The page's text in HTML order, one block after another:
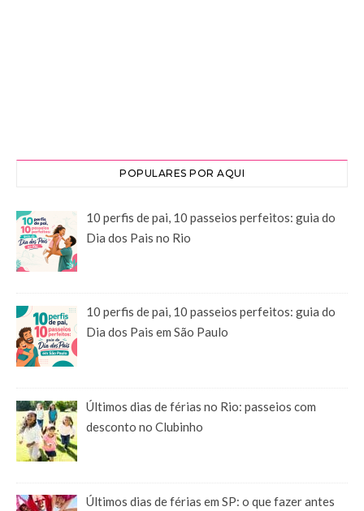
POPULARES POR AQUI
10 perfis de pai, 10 passeios perfeitos: guia do
Dia dos Pais no Rio
10 perfis de pai, 10 passeios perfeitos: guia do
Dia dos Pais em São Paulo
Últimos dias de férias no Rio: passeios com
desconto no Clubinho
Últimos dias de férias em SP: o que fazer antes